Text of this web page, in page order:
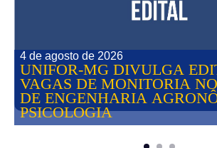
4 de agosto de 2026
UNIFOR-MG DIVULGA
VAGAS DE MONITORIA
DE ENGENHARIA
PSICOLOGIA